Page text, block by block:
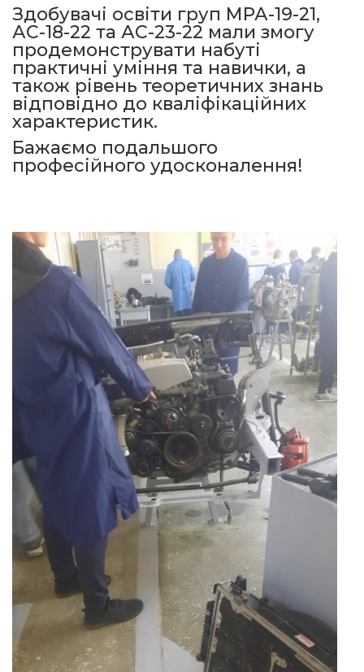
Здобувачі освіти груп МРА-19-21,
АС-18-22 та АС-23-22 мали змогу
продемонструвати набуті
практичні уміння та навички, а
також рівень теоретичних знань
відповідно до кваліфікаційних
характеристик.
Бажаємо подальшого
професійного удосконалення!